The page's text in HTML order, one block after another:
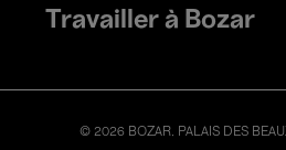
Travailler à Bozar
© 2026 BOZAR. PALAIS DES